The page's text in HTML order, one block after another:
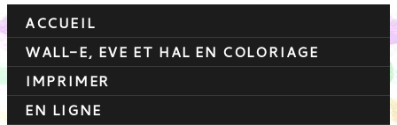
ACCUEIL
WALL-E, EVE ET HAL EN COLORIAGE
IMPRIMER
EN LIGNE